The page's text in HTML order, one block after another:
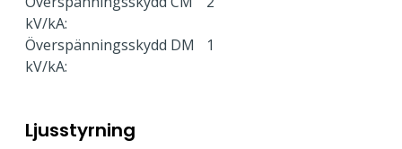
kV/kA:
Överspänningsskydd DM
kV/kA:
1
Ljusstyrning